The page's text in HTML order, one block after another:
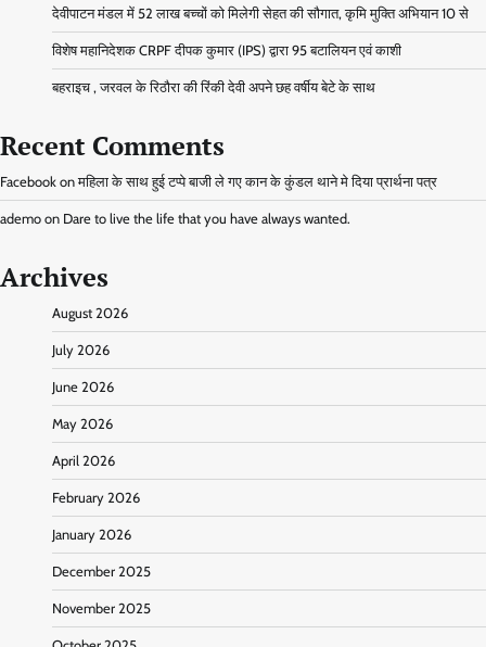
देवीपाटन मंडल में 52 लाख बच्चों को मिलेगी सेहत की सौगात, कृमि मुक्ति अभियान 10 से
विशेष महानिदेशक CRPF दीपक कुमार (IPS) द्वारा 95 बटालियन एवं काशी
बहराइच , जरवल के रिठौरा की रिंकी देवी अपने छह वर्षीय बेटे के साथ
Recent Comments
Facebook onमहिला के साथ हुई टप्पे बाजी ले गए कान के कुंडल थाने मे दिया प्रार्थना पत्र
ademo on Dare to live the life that you have always wanted.
Archives
August 2026
July 2026
June 2026
May 2026
April 2026
February 2026
January 2026
December 2025
November 2025